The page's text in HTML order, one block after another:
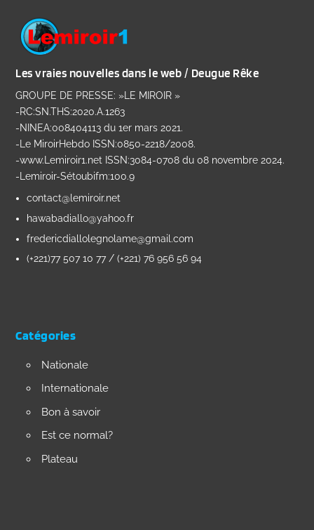
Les vraies nouvelles dans le web / Deugue Rêke
GROUPE DE PRESSE: »LE MIROIR »
-RC:SN.THS:2020.A.1263
-NINEA:008404113 du 1er mars 2021.
-Le MiroirHebdo ISSN:0850-2218/2008.
-www.Lemiroir1.net ISSN:3084-0708 du 08 novembre 2024.
-Lemiroir-Sétoubifm:100.9
contact@lemiroir.net
hawabadiallo@yahoo.fr
fredericdiallolegnolame@gmail.com
(+221)77 507 10 77 / (+221) 76 956 56 94
Catégories
Nationale
Internationale
Bon à savoir
Est ce normal?
Plateau